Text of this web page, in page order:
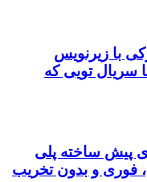
با زیرنویس
سریال تویی که
پیش ساخته پلی
فوری و بدون تخریب